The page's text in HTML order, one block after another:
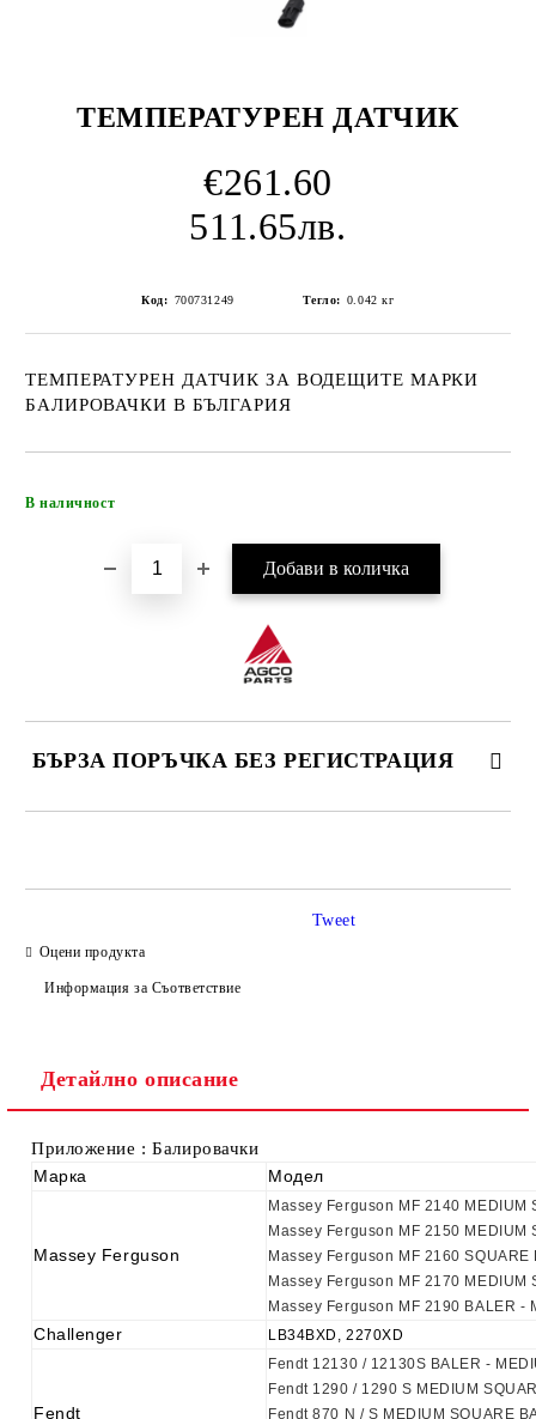
ТЕМПЕРАТУРЕН ДАТЧИК
€261.60
511.65лв.
Код: 700731249 Тегло: 0.042 кг
ТЕМПЕРАТУРЕН ДАТЧИК ЗА ВОДЕЩИТЕ МАРКИ
БАЛИРОВАЧКИ В БЪЛГАРИЯ
В наличност
БЪРЗА ПОРЪЧКА БЕЗ РЕГИСТРАЦИЯ
Оцени продукта
Информация за Съответствие
Tweet
Детайлно описание
Приложение : Балировачки
Марка
Модел
Massey Ferguson
Massey Ferguson MF 2140 MEDIUM
Massey Ferguson MF 2150 MEDIUM
Massey Ferguson MF 2160 SQUARE
Massey Ferguson MF 2170 MEDIUM
Massey Ferguson MF 2190 BALER -
Challenger LB34BXD, 2270XD
Fendt
Fendt 12130 / 12130S BALER -
Fendt 1290 / 1290 S MEDIUM
Fendt 870 N / S MEDIUM SQUARE